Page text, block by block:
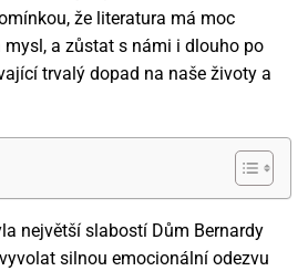
že literatura má moc
a zůstat s námi i dlouho po
trvalý dopad na naše životy a
největší slabostí Dům Bernardy
silnou emocionální odezvu